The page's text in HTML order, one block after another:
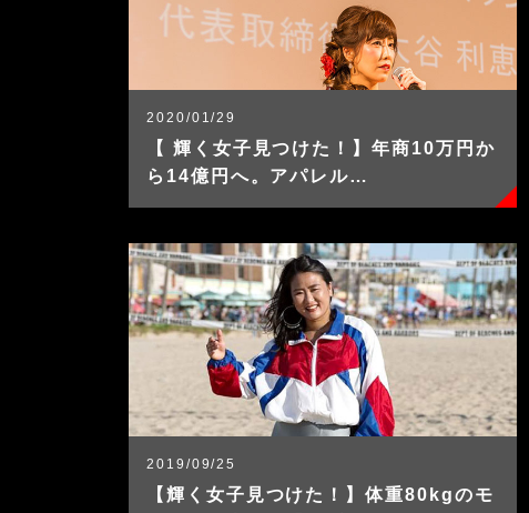
2020/01/29
【 輝く女子見つけた！】年商10万円か
ら14億円へ。アパレル…
2019/09/25
【輝く女子見つけた！】体重80kgのモ